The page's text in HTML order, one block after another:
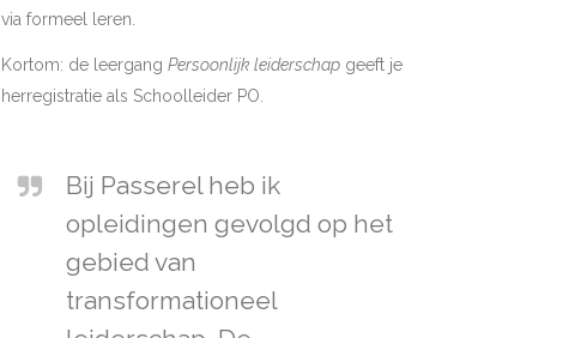
via formeel leren.
Kortom: de leergangPersoonlijk leiderschap geeft je
herregistratie als Schoolleider PO.
Bij Passerel heb ik
opleidingen gevolgd op het
gebied van
transformationeel